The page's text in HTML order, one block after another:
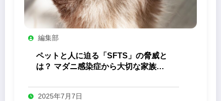
編集部
ペットと人に迫る「SFTS」の脅威と
は？ マダニ感染症から大切な家族を
2025年7月7日